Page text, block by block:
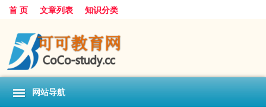
首 页 文章列表 知识分类
网站导航